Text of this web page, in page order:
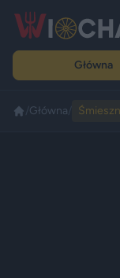
Główna
Główna